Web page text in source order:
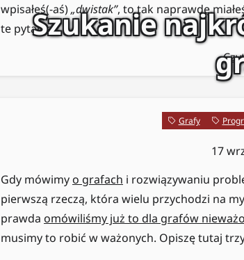
wpisałeś(-aś)„dwistak”, to tak naprawdę
te pytania.Szukanie
Grafy
17
Gdy mówimyo grafach i rozwiązywaniu
pierwszą rzeczą, która wielu przychodzi na
prawda omówiliśmy już to dla grafów
musimy to robić w ważonych. Opiszę tutaj